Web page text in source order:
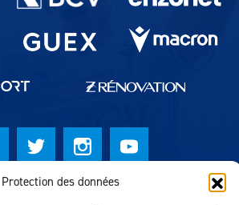
Protection des données